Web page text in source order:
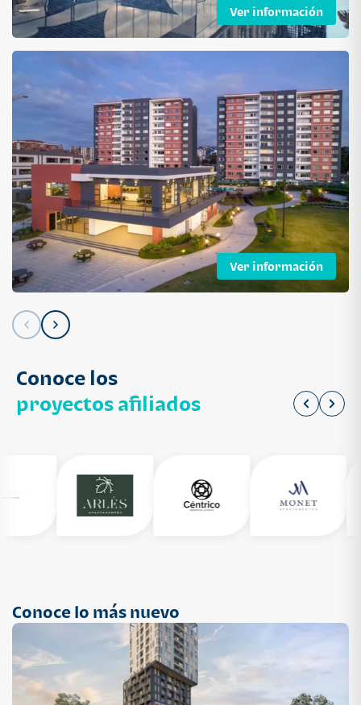
Ver información
Ver información
Conoce los
proyectos afiliados
Conoce lo más nuevo